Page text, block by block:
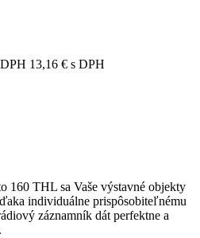
13,16 € s DPH
160 THL sa Vaše výstavné objekty
individuálne prispôsobiteľnému
záznamník dát perfektne a